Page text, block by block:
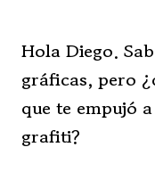
Hola Diego.
gráficas, pero
que te empujó
grafiti?